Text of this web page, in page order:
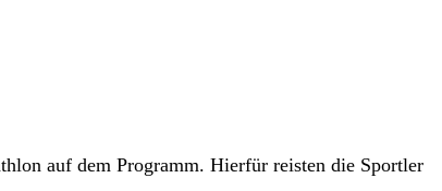
auf dem Programm. Hierfür reisten die Sportler